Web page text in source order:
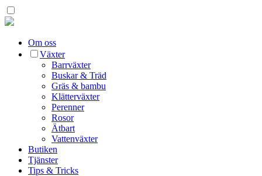
Om oss
Växter
Barrväxter
Buskar & Träd
Gräs & bambu
Klätterväxter
Perenner
Rosor
Ätbart
Vattenväxter
Butiken
Tjänster
Tips & Tricks